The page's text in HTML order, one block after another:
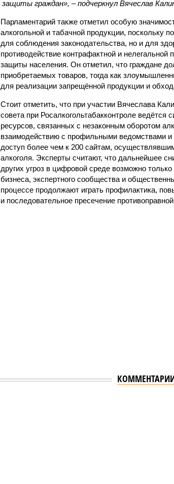
защиты граждан», – подчеркнул Вячеслав
Парламентарий также отметил особую
алкогольной и табачной продукции, поскольку
для соблюдения законодательства, но и для
противодействие контрафактной и
защиты населения. Он отметил, что граждане
приобретаемых товаров, тогда как
для реализации запрещённой продукции и
Стоит отметить, что при участии Вячеслава
совета при Росалкогольтабакконтроле
ресурсов, связанных с незаконным оборотом
взаимодействию с профильными ведомствами
доступ более чем к 200 сайтам,
алкоголя. Эксперты считают, что дальнейшее
других угроз в цифровой среде возможно
бизнеса, экспертного сообщества и
процессе продолжают играть профилактика,
и последовательное пресечение